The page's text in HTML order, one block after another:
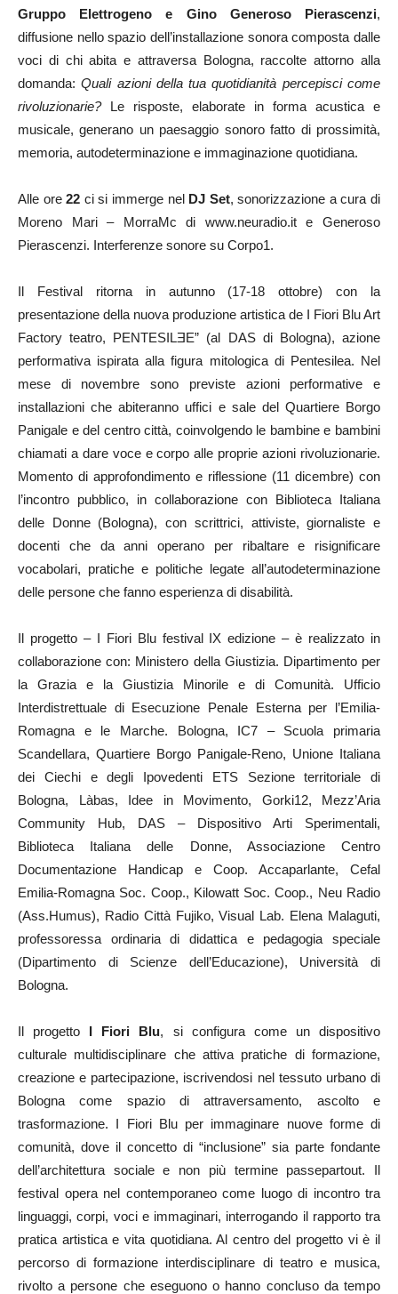
Gruppo Elettrogeno e Gino Generoso Pierascenzi,
diffusione nello spazio dell’installazione sonora composta dalle
voci di chi abita e attraversa Bologna, raccolte attorno alla
domanda:Quali azioni della tua quotidianità percepisci come
rivoluzionarie?Le risposte, elaborate in forma acustica e
musicale, generano un paesaggio sonoro fatto di prossimità,
memoria, autodeterminazione e immaginazione quotidiana.
Alle ore22 ci si immerge nel DJ Set, sonorizzazione a cura di
Moreno Mari – MorraMc di www.neuradio.it e Generoso
Pierascenzi. Interferenze sonore su Corpo1.
Il Festival ritorna in autunno (17-18 ottobre) con la
presentazione della nuova produzione artistica de I Fiori Blu Art
Factory teatro, PENTESILƎE” (al DAS di Bologna), azione
performativa ispirata alla figura mitologica di Pentesilea. Nel
mese di novembre sono previste azioni performative e
installazioni che abiteranno uffici e sale del Quartiere Borgo
Panigale e del centro città, coinvolgendo le bambine e bambini
chiamati a dare voce e corpo alle proprie azioni rivoluzionarie.
Momento di approfondimento e riflessione (11 dicembre) con
l’incontro pubblico, in collaborazione con Biblioteca Italiana
delle Donne (Bologna), con scrittrici, attiviste, giornaliste e
docenti che da anni operano per ribaltare e risignificare
vocabolari, pratiche e politiche legate all’autodeterminazione
delle persone che fanno esperienza di disabilità.
Il progetto – I Fiori Blu festival IX edizione – è realizzato in
collaborazione con: Ministero della Giustizia. Dipartimento per
la Grazia e la Giustizia Minorile e di Comunità. Ufficio
Interdistrettuale di Esecuzione Penale Esterna per l’Emilia-
Romagna e le Marche. Bologna, IC7 – Scuola primaria
Scandellara, Quartiere Borgo Panigale-Reno, Unione Italiana
dei Ciechi e degli Ipovedenti ETS Sezione territoriale di
Bologna, Làbas, Idee in Movimento, Gorki12, Mezz’Aria
Community Hub, DAS – Dispositivo Arti Sperimentali,
Biblioteca Italiana delle Donne, Associazione Centro
Documentazione Handicap e Coop. Accaparlante, Cefal
Emilia-Romagna Soc. Coop., Kilowatt Soc. Coop., Neu Radio
(Ass.Humus), Radio Città Fujiko, Visual Lab. Elena Malaguti,
professoressa ordinaria di didattica e pedagogia speciale
(Dipartimento di Scienze dell’Educazione), Università di
Bologna.
Il progetto I Fiori Blu, si configura come un dispositivo
culturale multidisciplinare che attiva pratiche di formazione,
creazione e partecipazione, iscrivendosi nel tessuto urbano di
Bologna come spazio di attraversamento, ascolto e
trasformazione. I Fiori Blu per immaginare nuove forme di
comunità, dove il concetto di “inclusione” sia parte fondante
dell’architettura sociale e non più termine passepartout. Il
festival opera nel contemporaneo come luogo di incontro tra
linguaggi, corpi, voci e immaginari, interrogando il rapporto tra
pratica artistica e vita quotidiana. Al centro del progetto vi è il
percorso di formazione interdisciplinare di teatro e musica,
rivolto a persone che eseguono o hanno concluso da tempo